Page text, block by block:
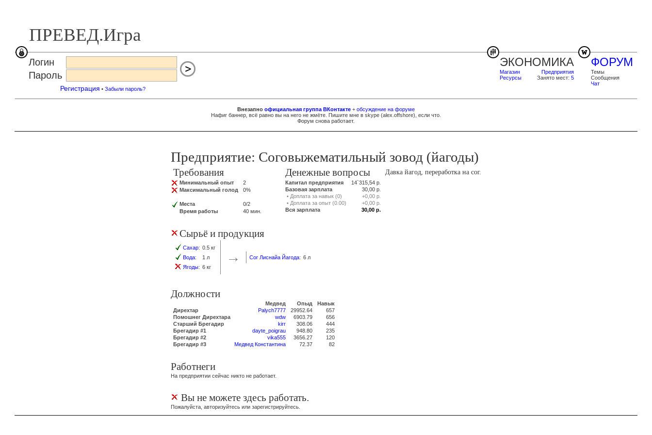
ПРЕВЕД.Игра
ФОРУМ
Темы
Сообщения
Чат
ЭКОНОМИКА
Предприятия
Занято мест: 5
Магазин
Ресурсы
Логин
Пароль
Регистрация • Забыли пароль?
Внезапно официальная группа ВКонтакте + обсуждение на форуме
Нафиг баннер, всё равно вы на него не жмёте. Пишите мне в skype (alex.offshore), если что.
Форум снова работает.
Предприятие: Соговыжематильный зовод (йагоды)
Требования
Минимальный опыт
2
Максимальный голод
0%
Места
0/2
Время работы
40 мин.
Денежные вопросы
Капитал предприятия
14`315,54 р.
Базовая зарплата
30,00 р.
• Доплата за навык (0)
+0,00 р.
• Доплата за опыт (0.00)
+0,00 р.
Вся зарплата
30,00 р.
Давка йагод, переработка на сог.
Сырьё и продукция
Сахар: 0.5 кг
Вода:
1 л
Ягоды: 6 кг
→ Сог Лиснайа Йагода: 6 л
Должности
Медвед Опыд
Навык
Дирехтар
Palych7777 29952.64
657
Помошнег Дирехтара
wdw 6903.79
656
Старший Брегадир
kirr 308.06
444
Брегадир #1
dayte_poigrau 948.80
235
Брегадир #2
vika555 3656.27
120
Брегадир #3
Медвед Константина 72.37 82
Работнеги
На предприятии сейчас никто не работает.
Вы не можете здесь работать.
Пожалуйста, авторизуйтесь или зарегистрируйтесь.